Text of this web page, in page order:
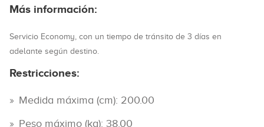
Más información:
Servicio Economy, con un tiempo de tránsito de 3 días en
adelante según destino.
Restricciones:
Medida máxima (cm): 200.00
Peso máximo (kg): 38.00